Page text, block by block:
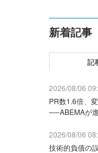
新着記事
記
2026/08/06
PR数1.6倍、
──ABEMAが
2026/08/06
技術的負債の